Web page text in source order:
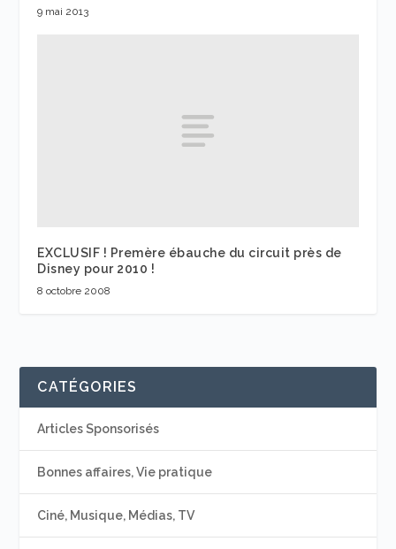
9 mai 2013
EXCLUSIF ! Premère ébauche du circuit près de
Disney pour 2010 !
8 octobre 2008
CATÉGORIES
Articles Sponsorisés
Bonnes affaires, Vie pratique
Ciné, Musique, Médias, TV